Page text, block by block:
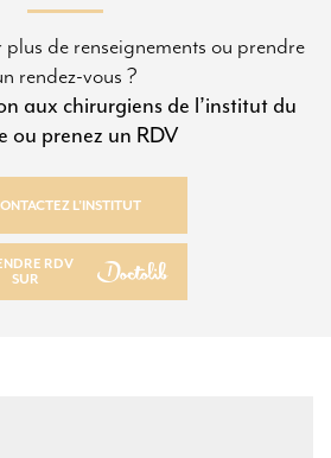
de renseignements ou prendre
rendez-vous ?
aux chirurgiens de l’institut du
ou prenez un RDV
L’INSTITUT
RDV
SUR
RDV SUR